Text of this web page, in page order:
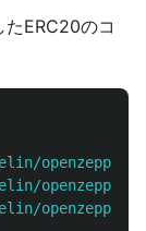
ERC20のコ